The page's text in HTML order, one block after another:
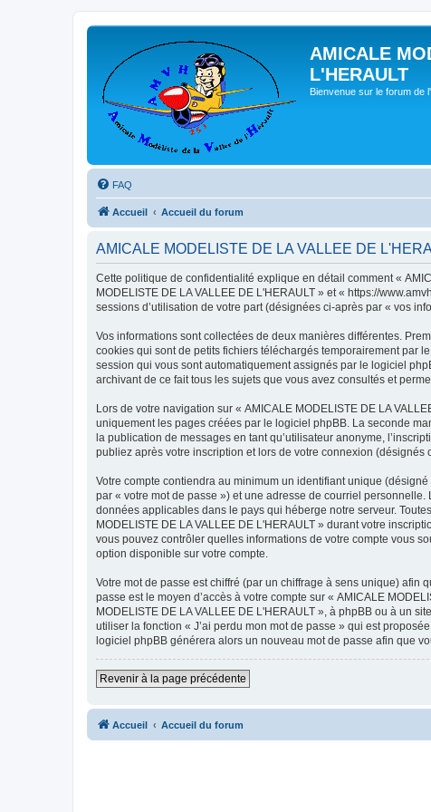
AMICALE
L'HERAULT
Bienvenue sur le forum de
FAQ
Accueil Accueil du forum
AMICALE MODELISTE DE LA VALLEE DE
Cette politique de confidentialité explique en détail comment «
MODELISTE DE LA VALLEE DE L'HERAULT » et « https://
sessions d’utilisation de votre part (désignées ci-après par « vos
Vos informations sont collectées de deux manières différentes.
cookies qui sont de petits fichiers téléchargés temporairement par
session qui vous sont automatiquement assignés par le logiciel
archivant de ce fait tous les sujets que vous avez consultés et
Lors de votre navigation sur « AMICALE MODELISTE DE LA
uniquement les pages créées par le logiciel phpBB. La seconde
la publication de messages en tant qu’utilisateur anonyme,
publiez après votre inscription et lors de votre connexion (désignés
Votre compte contiendra au minimum un identifiant unique
par « votre mot de passe ») et une adresse de courriel
données applicables dans le pays qui héberge notre serveur.
MODELISTE DE LA VALLEE DE L'HERAULT » durant votre
vous pouvez contrôler quelles informations de votre compte vous
option disponible sur votre compte.
Votre mot de passe est chiffré (par un chiffrage à sens unique) afin
passe est le moyen d’accès à votre compte sur « AMICALE
MODELISTE DE LA VALLEE DE L'HERAULT », à phpBB ou à un
utiliser la fonction « J’ai perdu mon mot de passe » qui est
logiciel phpBB générera alors un nouveau mot de passe afin que
Revenir à la page précédente
Accueil Accueil du forum